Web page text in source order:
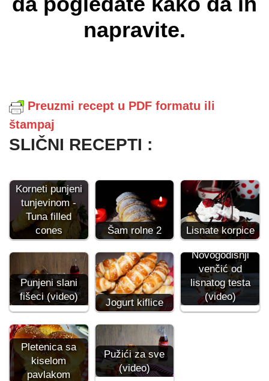
napravite.
Preuzmi recept u PDF formatu ili
štampaj
SLIČNI RECEPTI :
Korneti punjeni
tunjevinom -
Tuna filled
cones
Šam rolne 2 Lisnate korpice
Punjeni slani
fišeci (video)
Jogurt kiflice
Novogodišnji
venčić od
lisnatog testa
(video)
Pletenica sa
kiselom
pavlakom
Pužići za sve
(video)